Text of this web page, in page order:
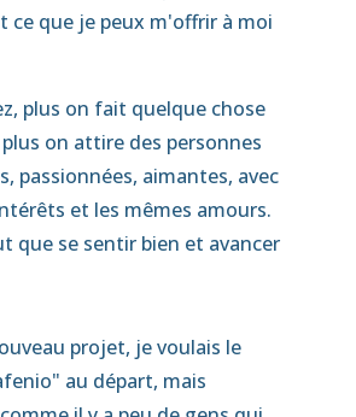
ce que je peux m'offrir à moi
plus on fait quelque chose
on attire des personnes
passionnées, aimantes, avec
et les mêmes amours.
que se sentir bien et avancer
projet, je voulais le
au départ, mais